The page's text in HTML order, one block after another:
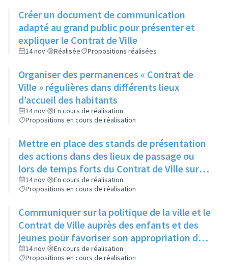
Créer un document de communication
adapté au grand public pour présenter et
expliquer le Contrat de Ville
14 nov. Réalisée Propositions réalisées
Organiser des permanences « Contrat de
Ville » régulières dans différents lieux
d’accueil des habitants
14 nov.
En cours de réalisation
Propositions en cours de réalisation
Mettre en place des stands de présentation
des actions dans des lieux de passage ou
lors de temps forts du Contrat de Ville sur
l’espace public
14 nov.
En cours de réalisation
Propositions en cours de réalisation
Communiquer sur la politique de la ville et le
Contrat de Ville auprès des enfants et des
jeunes pour favoriser son appropriation dès
le plus jeune âge
14 nov.
En cours de réalisation
Propositions en cours de réalisation